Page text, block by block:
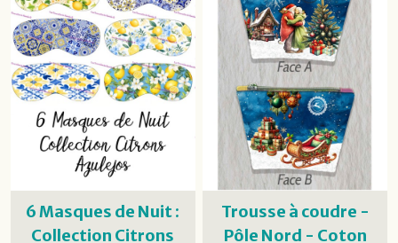
6 Masques de Nuit :
Collection Citrons
Trousse à coudre -
Pôle Nord - Coton